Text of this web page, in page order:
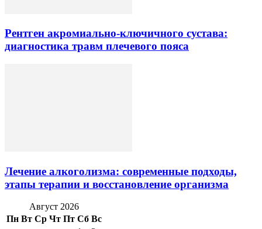
Рентген акромиально-ключичного сустава:
диагностика травм плечевого пояса
Лечение алкоголизма: современные подходы,
этапы терапии и восстановление организма
Август 2026
Пн Вт Ср Чт Пт Сб Вс